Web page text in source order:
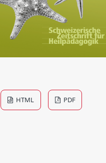
HTML PDF